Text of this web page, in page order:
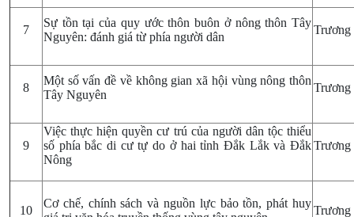
7
Sự tồn tại của quy ước thôn buôn ở nông thôn Tây
Nguyên: đánh giá từ phía người dân
8
Một số vấn đề về không gian xã hội vùng nông thôn
Tây Nguyên
9
Việc thực hiện quyền cư trú của người dân tộc thiểu
số phía bắc di cư tự do ở hai tỉnh Đắk Lắk và Đắk
Nông
10
Cơ chế, chính sách và nguồn lực bảo tồn, phát huy